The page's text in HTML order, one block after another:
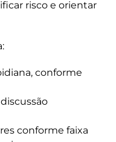
risco e orientar
conforme
conforme faixa